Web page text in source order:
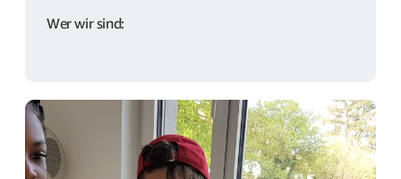
Wer wir sind: